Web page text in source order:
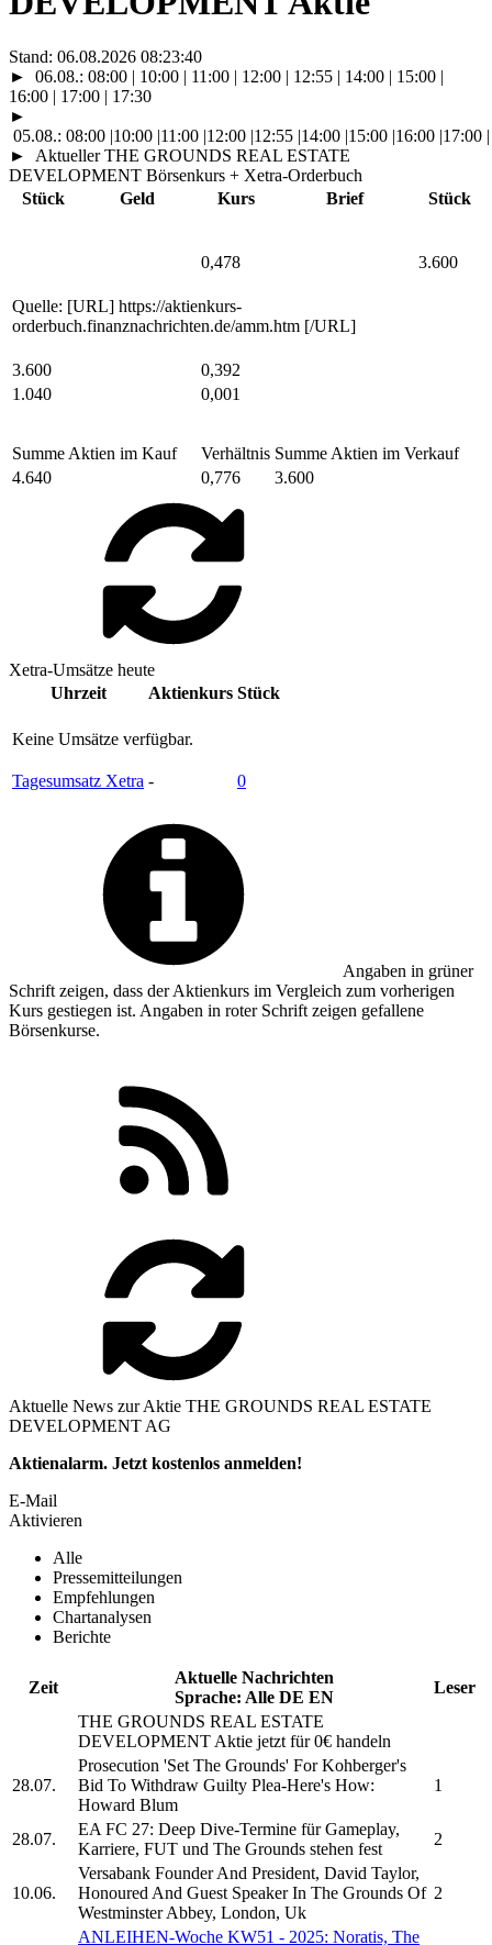
Stand: 06.08.2026 08:23:40
►
06.08.: 08:00 | 10:00 | 11:00 | 12:00 | 12:55 | 14:00 | 15:00 |
16:00 | 17:00 | 17:30
►
05.08.: 08:00 |10:00 |11:00 |12:00 |12:55 |14:00 |15:00 |16:00 |17:00 |
►
Aktueller THE GROUNDS REAL ESTATE
DEVELOPMENT Börsenkurs + Xetra-Orderbuch
Stück
Geld Kurs Brief Stück
0,478 3.600
Quelle: [URL] https://aktienkurs-
orderbuch.finanznachrichten.de/amm.htm [/URL]
3.600
0,392
1.040
0,001
Summe Aktien im Kauf Verhältnis Summe Aktien im Verkauf
4.640
0,776 3.600
Xetra-Umsätze heute
Uhrzeit
Aktienkurs Stück
Keine Umsätze verfügbar.
Tagesumsatz Xetra - 0
Angaben in grüner
Schrift zeigen, dass der Aktienkurs im Vergleich zum vorherigen
Kurs gestiegen ist. Angaben in roterSchrift zeigen gefallene
Börsenkurse.
Aktuelle News zur Aktie THE GROUNDS REAL ESTATE
DEVELOPMENT AG
Aktienalarm. Jetzt kostenlos anmelden!
E-Mail
Aktivieren
Alle
Pressemitteilungen
Empfehlungen
Chartanalysen
Berichte
Zeit
Aktuelle Nachrichten
Sprache: Alle DE EN
Leser
THE GROUNDS REAL ESTATE
DEVELOPMENT Aktie jetzt für 0€ handeln
28.07.
Prosecution 'Set The Grounds' For Kohberger's
Bid To Withdraw Guilty Plea-Here's How:
Howard Blum
1
28.07.
EA FC 27: Deep Dive-Termine für Gameplay,
Karriere, FUT und The Grounds stehen fest
2
10.06.
Versabank Founder And President, David Taylor,
Honoured And Guest Speaker In The Grounds Of
Westminster Abbey, London, Uk
2
ANLEIHEN-Woche KW51 - 2025: Noratis, The